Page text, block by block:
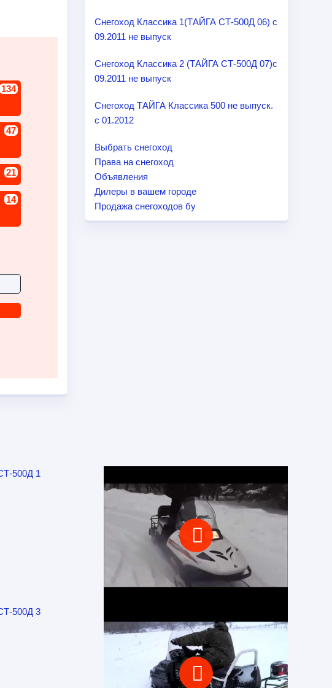
134
47
21
14
Снегоход Классика 1(ТАЙГА СТ-500Д 06) с
09.2011 не выпуск
Снегоход Классика 2 (ТАЙГА СТ-500Д 07)с
09.2011 не выпуск
Снегоход ТАЙГА Классика 500 не выпуск.
с 01.2012
Выбрать снегоход
Права на снегоход
Объявления
Дилеры в вашем городе
Продажа снегоходов бу